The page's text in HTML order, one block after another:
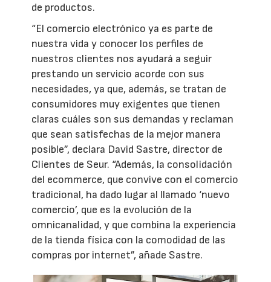
de productos.
“El comercio electrónico ya es parte de
nuestra vida y conocer los perfiles de
nuestros clientes nos ayudará a seguir
prestando un servicio acorde con sus
necesidades, ya que, además, se tratan de
consumidores muy exigentes que tienen
claras cuáles son sus demandas y reclaman
que sean satisfechas de la mejor manera
posible”, declara David Sastre, director de
Clientes de Seur. “Además, la consolidación
del ecommerce, que convive con el comercio
tradicional, ha dado lugar al llamado ‘nuevo
comercio’, que es la evolución de la
omnicanalidad, y que combina la experiencia
de la tienda física con la comodidad de las
compras por internet”, añade Sastre.